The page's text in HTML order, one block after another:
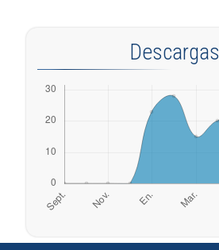
Descargas